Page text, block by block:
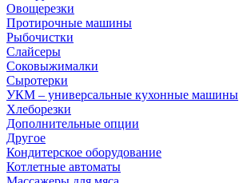
Овощерезки
Протирочные машины
Рыбочистки
Слайсеры
Соковыжималки
Сыротерки
УКМ – универсальные кухонные машины
Хлеборезки
Дополнительные опции
Другое
Кондитерское оборудование
Котлетные автоматы